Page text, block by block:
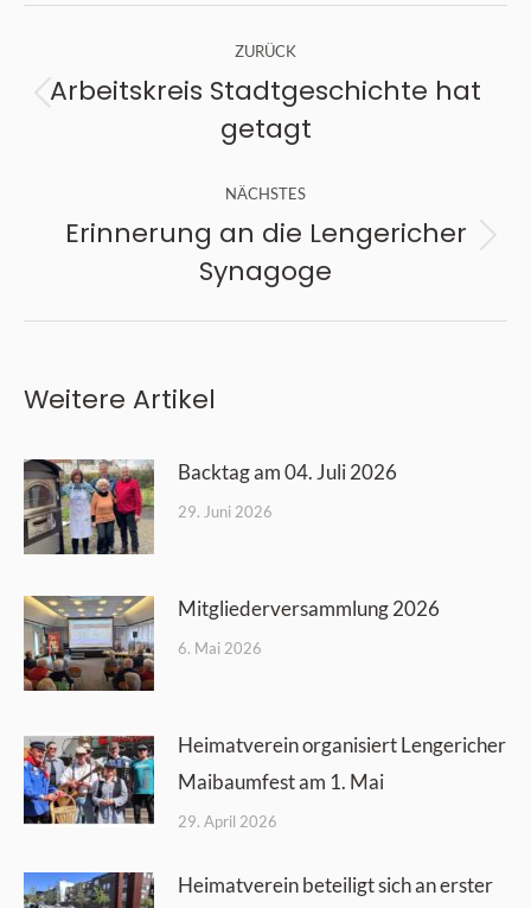
ZURÜCK
Vorheriger
Beitrag:
Arbeitskreis Stadtgeschichte hat
getagt
NÄCHSTES
Beitrag:
Erinnerung an die Lengericher
Synagoge
Weitere Artikel
Backtag am 04. Juli 2026
29. Juni 2026
Mitgliederversammlung 2026
6. Mai 2026
Heimatverein organisiert Lengericher
Maibaumfest am 1. Mai
29. April 2026
Heimatverein beteiligt sich an erster